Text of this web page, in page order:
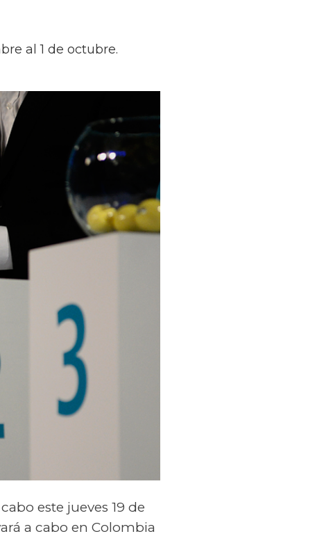
al 1 de octubre.
este jueves 19 de
a cabo en Colombia